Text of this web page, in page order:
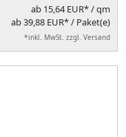
ab 15,64 EUR*/ qm
ab 39,88 EUR* / Paket(e)
*inkl. MwSt. zzgl. Versand